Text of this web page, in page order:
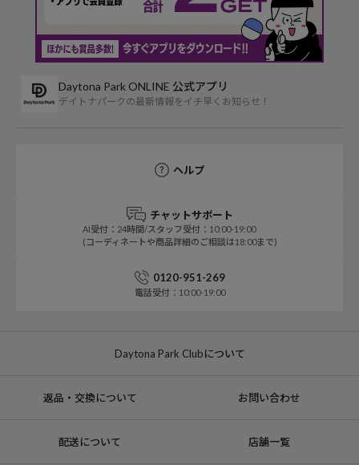
Daytona Park ONLINE 公式アプリ
デイトナパークの最新情報をイチ早くお知らせ！
ヘルプ
チャットサポート
AI受付：24時間/スタッフ受付：10:00-19:00
(コーディネートや商品詳細のご相談は18:00まで)
0120-951-269
電話受付：10:00-19:00
Daytona Park Clubについて
返品・交換について お問い合わせ
配送について 店舗一覧